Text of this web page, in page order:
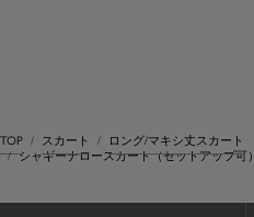
TOP スカート
ロング/マキシ丈スカート
シャギーナロースカート（セットアップ可）